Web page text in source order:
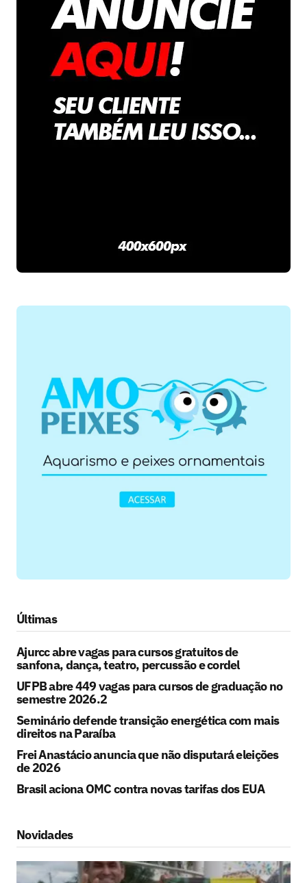
Últimas
Ajurcc abre vagas para cursos gratuitos de
sanfona, dança, teatro, percussão e cordel
UFPB abre 449 vagas para cursos de graduação no
semestre 2026.2
Seminário defende transição energética com mais
direitos na Paraíba
Frei Anastácio anuncia que não disputará eleições
de 2026
Brasil aciona OMC contra novas tarifas dos EUA
Novidades